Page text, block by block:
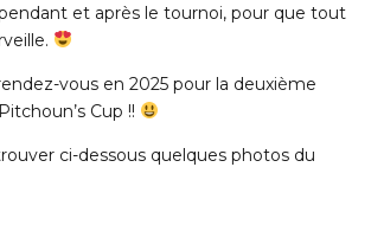
et après le tournoi, pour que tout
vous en 2025 pour la deuxième
Cup !!
ci-dessous quelques photos du